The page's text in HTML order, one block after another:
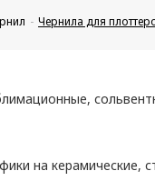
Чернила для
на керамические,